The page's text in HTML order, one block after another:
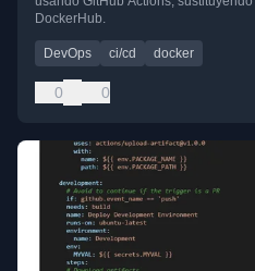
DockerHub.
DevOps ci/cd docker
0 0